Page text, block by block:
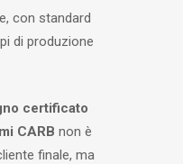
, con standard
di produzione
certificato
CARB non è
finale, ma